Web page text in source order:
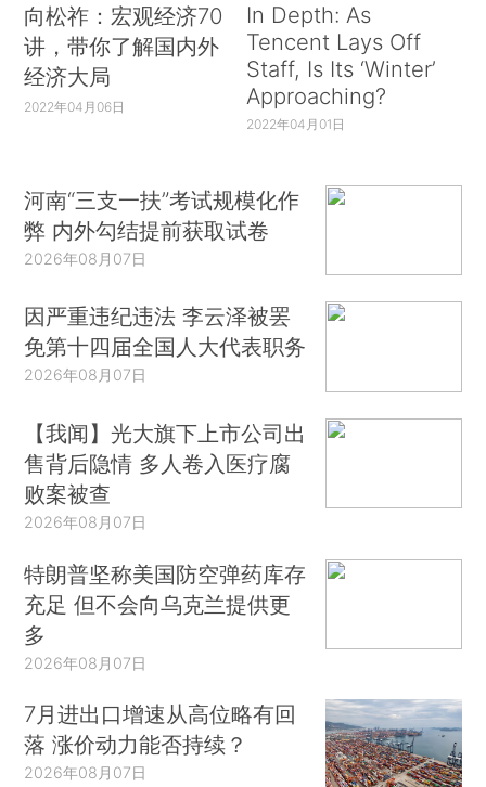
向松祚：宏观经济70
讲，带你了解国内外
经济大局
2022年04月06日
In Depth: As
Tencent Lays Off
Staff, Is Its ‘Winter’
Approaching?
2022年04月01日
河南“三支一扶”考试规模化作
弊 内外勾结提前获取试卷
2026年08月07日
因严重违纪违法 李云泽被罢
免第十四届全国人大代表职务
2026年08月07日
【我闻】光大旗下上市公司出
售背后隐情 多人卷入医疗腐
败案被查
2026年08月07日
特朗普坚称美国防空弹药库存
充足 但不会向乌克兰提供更
多
2026年08月07日
7月进出口增速从高位略有回
落 涨价动力能否持续？
2026年08月07日